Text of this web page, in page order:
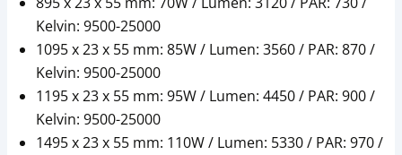
Kelvin: 9500-25000
1095 x 23 x 55 mm: 85W / Lumen: 3560 / PAR: 870 /
Kelvin: 9500-25000
1195 x 23 x 55 mm: 95W / Lumen: 4450 / PAR: 900 /
Kelvin: 9500-25000
1495 x 23 x 55 mm: 110W / Lumen: 5330 / PAR: 970 /